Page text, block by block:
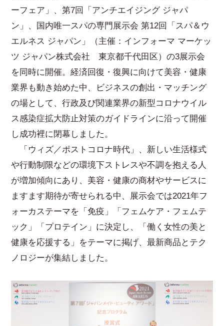
ーフェア」、第7回「アンチエイジング ジャパ
ン」、国内唯一スパの専門展示会 第12回「スパ＆ウ
エルネス ジャパン」（主催：インフォーマ マーケッ
ツ ジャパン株式会社 東京都千代田区）の3展示会
を同時に開催。経済回復・復興に向けて美容・健康
業界も動き始めた中、ビジネスの創出・マッチング
の場として、行政及び関連業界の新型コロナウイル
ス感染症拡大防止対策のガイドラインに沿って開催
し成功裡に閉幕しました。
「ウィズ／ポストコロナ時代」、新しい生活様式
や行動制限などの環境下ストレスや不調を抱える人
が増加傾向にあり、美容・健康の商材やサービスに
ますます期待が寄せられる中、展示会では2021年フ
ォーカステーマを「免疫」「フェムケア・フェムテ
ック」「プロテイン」に決定し、「働く女性の美と
健康を応援する」をテーマに掲げ、最新商品とテク
ノロジーが集結しました。